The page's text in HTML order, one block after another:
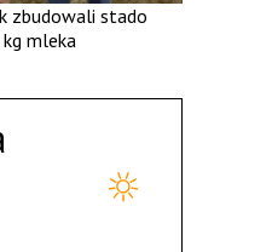
zbudowali stado
mleka